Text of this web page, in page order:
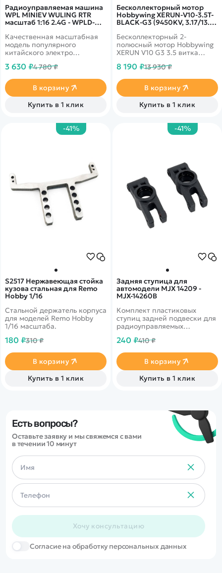
Радиоуправляемая машина
WPL MINIEV WULING RTR
масштаб 1:16 2.4G - WPLD-
Качественная масштабная
модель популярного
китайского электро
дистанционном управлении.
3 630 ₽4 780 ₽
В корзину
Купить в 1 клик
Бесколлекторный мотор
Hobbywing XERUN-V10-3.5T-
BLACK-G3 (9450KV, 3.17/13.3,
Бесколлекторный 2-
полюсный мотор Hobbywing
XERUN V10 G3 3.5 витка
для шоссейных и дрифтовых
8 190 ₽13 930 ₽
В корзину
Купить в 1 клик
-41%
S2517 Нержавеющая стойка
кузова стальная для Remo
Hobby 1/16
Стальной держатель корпуса
для моделей Remo Hobby
1/16 масштаба.
180 ₽310 ₽
В корзину
Купить в 1 клик
-41%
Задняя ступица для
автомодели MJX 14209 -
MJX-14260B
Комплект пластиковых
ступиц задней подвески для
радиоуправляемых
14209 масштаба 1/14.
240 ₽410 ₽
В корзину
Купить в 1 клик
Есть вопросы?
Оставьте заявку и мы свяжемся с вами
в течении 10 минут
Хочу консультацию
Cогласие на обработку персональных данных